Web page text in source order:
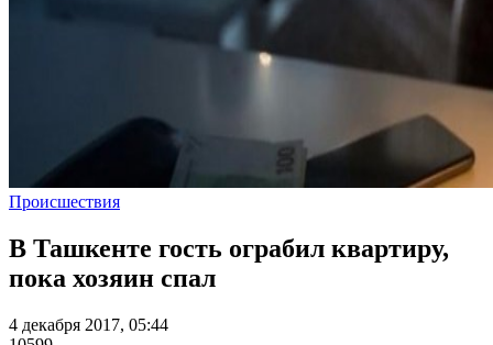
Происшествия
В Ташкенте гость ограбил квартиру,
пока хозяин спал
4 декабря 2017, 05:44